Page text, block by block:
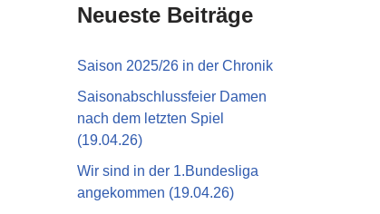
Neueste Beiträge
Saison 2025/26 in der Chronik
Saisonabschlussfeier Damen
nach dem letzten Spiel
(19.04.26)
Wir sind in der 1.Bundesliga
angekommen (19.04.26)